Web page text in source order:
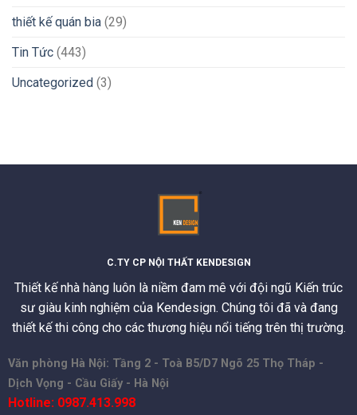
thiết kế quán bia (29)
Tin Tức (443)
Uncategorized (3)
C.TY CP NỘI THẤT KENDESIGN
Thiết kế nhà hàng luôn là niềm đam mê với đội ngũ Kiến trúc
sư giàu kinh nghiệm của Kendesign. Chúng tôi đã và đang
thiết kế thi công cho các thương hiệu nổi tiếng trên thị trường.
Văn phòng Hà Nội: Tầng 2 - Toà B5/D7 Ngõ 25 Thọ Tháp -
Dịch Vọng - Cầu Giấy - Hà Nội
Hotline: 0987.413.998